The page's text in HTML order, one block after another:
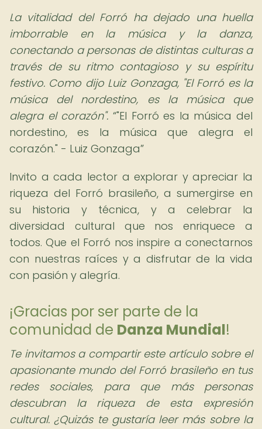
La vitalidad del Forró ha dejado una huella
imborrable en la música y la danza,
conectando a personas de distintas culturas a
través de su ritmo contagioso y su espíritu
festivo. Como dijo Luiz Gonzaga, "El Forró es la
música del nordestino, es la música que
alegra el corazón". "El Forró es la música del
nordestino, es la música que alegra el
corazón." - Luiz Gonzaga
Invito a cada lector a explorar y apreciar la
riqueza del Forró brasileño, a sumergirse en
su historia y técnica, y a celebrar la
diversidad cultural que nos enriquece a
todos. Que el Forró nos inspire a conectarnos
con nuestras raíces y a disfrutar de la vida
con pasión y alegría.
¡Gracias por ser parte de la
comunidad de Danza Mundial!
Te invitamos a compartir este artículo sobre el
apasionante mundo del Forró brasileño en tus
redes sociales, para que más personas
descubran la riqueza de esta expresión
cultural. ¿Quizás te gustaría leer más sobre la